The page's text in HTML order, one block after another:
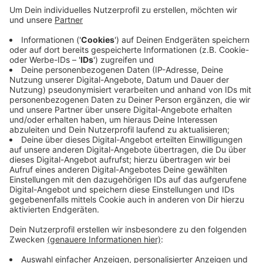
Herdecke: Gegen 17 Uhr haben Unbekannte gestern
augenscheinlich mehrere Stromkabel angezündet. Das
hat die Polizei ermittelt. Außerdem wurde in einer
Halle Restmüll verbrannt. Das führte zu einer
erheblichen Rauch- und Flammenentwicklung. Dadurch
hat auf die Decke Feuer gefangen. Die Freiwillige
Feuerwehr hatte den Brand schnell unter Kontrolle und
nach fast zwei Stunden konnten die sieben Fahrzeuge
wieder abrücken. Hinweise auf die Täter gibt es nicht.
Wer etwas Verdächtiges beobachtet hat, sollte sich
mit der Polizei in Verbindung setzen.
Anzeige
Anzeige